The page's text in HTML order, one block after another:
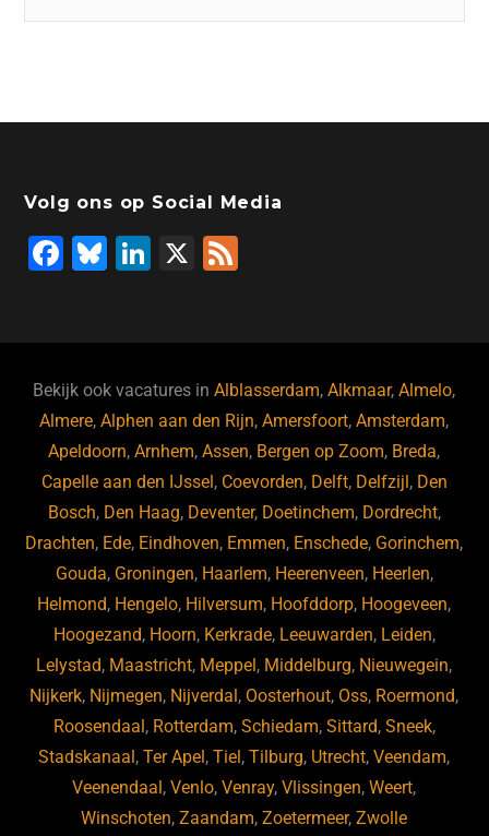
Volg ons op Social Media
F
b
o
o
k
Bl
ky
Li
dI
n
X
Bekijk ook vacatures inAlblasserdam,Alkmaar,Almelo,
Almere,Alphen aan den Rijn,Amersfoort,Amsterdam,
Apeldoorn,Arnhem,Assen, Bergen op Zoom, Breda,
Capelle aan den IJssel, Coevorden, Delft, Delfzijl, Den
Bosch, Den Haag, Deventer, Doetinchem, Dordrecht,
Drachten, Ede, Eindhoven, Emmen, Enschede, Gorinchem,
Gouda, Groningen, Haarlem, Heerenveen, Heerlen,
Helmond, Hengelo, Hilversum, Hoofddorp, Hoogeveen,
Hoogezand, Hoorn, Kerkrade, Leeuwarden, Leiden,
Lelystad, Maastricht, Meppel, Middelburg, Nieuwegein,
Nijkerk, Nijmegen, Nijverdal, Oosterhout, Oss, Roermond,
Roosendaal, Rotterdam, Schiedam, Sittard, Sneek,
Stadskanaal,Ter Apel,Tiel,Tilburg, Utrecht,Veendam,
Veenendaal,Venlo,Venray,Vlissingen,Weert,
Winschoten,Zaandam,Zoetermeer,Zwolle